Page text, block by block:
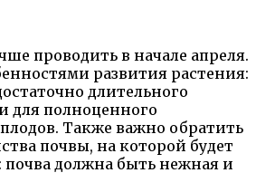
проводить в начале апреля.
развития растения:
длительного
для полноценного
Также важно обратить
почвы, на которой будет
почва должна быть нежная и